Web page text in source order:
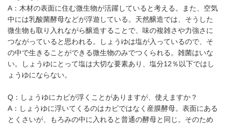
A：木材の表面に住む微生物が活躍していると考える。また、空気
中には乳酸菌酵母などが浮遊している。天然醸造では、そうした
微生物も取り入れながら醸造することで、味の複雑さや力強さに
つながっていると思われる。しょうゆは塩が入っているので、そ
の中で生きることができる微生物のみでつくられる。雑菌はいな
い。しょうゆにとって塩は大切な要素あり、塩分12％以下ではし
ょうゆにならない。
Q：しょうゆにカビが浮くことがありますが、使えますか？
A：しょうゆに浮いてくるのはカビではなく産膜酵母。表面にある
とくさいが、もろみの中に入れると普通の酵母と同じ。そのため